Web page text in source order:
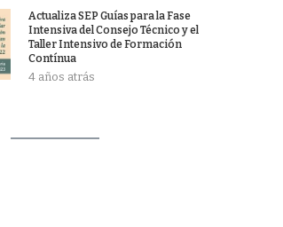
Actualiza SEP Guías para la Fase
Intensiva del Consejo Técnico y el
Taller Intensivo de Formación
Contínua
4 años atrás